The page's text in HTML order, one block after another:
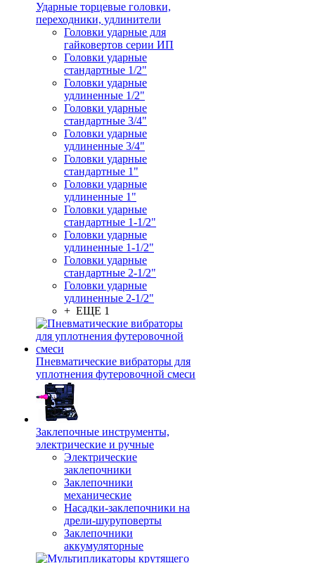
Ударные торцевые головки,
переходники, удлинители
Головки ударные для
гайковертов серии ИП
Головки ударные
стандартные 1/2"
Головки ударные
удлиненные 1/2"
Головки ударные
стандартные 3/4"
Головки ударные
удлиненные 3/4"
Головки ударные
стандартные 1"
Головки ударные
удлиненные 1"
Головки ударные
стандартные 1-1/2"
Головки ударные
удлиненные 1-1/2"
Головки ударные
стандартные 2-1/2"
Головки ударные
удлиненные 2-1/2"
+ ЕЩЕ 1
Пневматические вибраторы для
уплотнения футеровочной смеси
Заклепочные инструменты,
электрические и ручные
Электрические
заклепочники
Заклепочники
механические
Насадки-заклепочники на
дрели-шуруповерты
Заклепочники
аккумуляторные